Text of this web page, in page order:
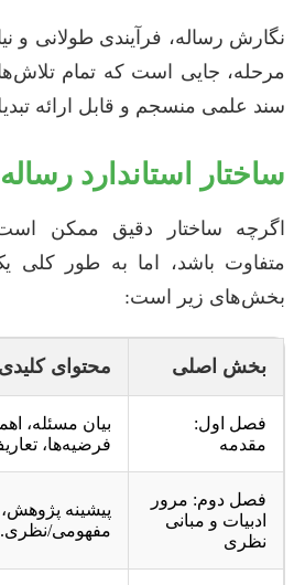
نگارش رساله، فرآیندی طولانی و
مرحله، جایی است که تمام
سند علمی منسجم و قابل ارائه
ساختار استاندارد
اگرچه ساختار دقیق ممکن
متفاوت باشد، اما به طور کلی
بخش‌های زیر است:
بخش اصلی محتوای کلیدی
فصل اول:
مقدمه
بیان مسئله،
فرضیه‌ها،
فصل دوم: مرور
ادبیات و مبانی
نظری
پیشینه
مفهومی/نظری.